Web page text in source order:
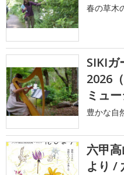
春の草木
SIKIガ
2026
ミュ
豊かな自
六甲
より /